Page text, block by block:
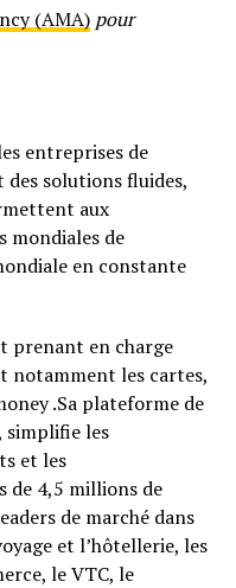
(AMA)pour
entreprises de
solutions fluides,
aux
mondiales de
en constante
prenant en charge
notamment les cartes,
.Sa plateforme de
simplifie les
et les
de 4,5 millions de
de marché dans
et l’hôtellerie, les
le VTC, le